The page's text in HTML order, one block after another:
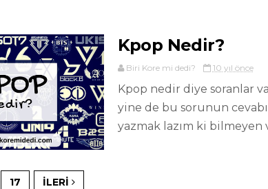
Kpop Nedir?
Biri Kore mi dedi? 10 yıl önce
Kpop nedir diye soranlar
yine de bu sorunun
yazmak lazım ki bilmeyen
17 İLERI